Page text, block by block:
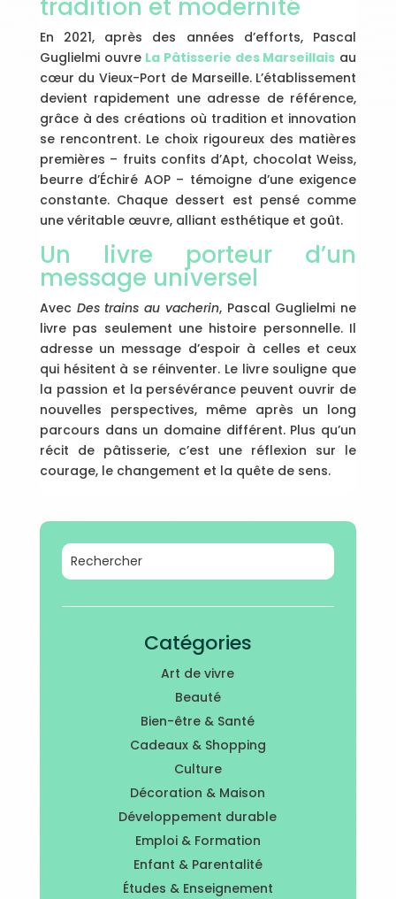
tradition et modernité
En 2021, après des années d’efforts, Pascal
Guglielmi ouvre La Pâtisserie des Marseillais au
cœur du Vieux-Port de Marseille. L’établissement
devient rapidement une adresse de référence,
grâce à des créations où tradition et innovation
se rencontrent. Le choix rigoureux des matières
premières – fruits confits d’Apt, chocolat Weiss,
beurre d’Échiré AOP – témoigne d’une exigence
constante. Chaque dessert est pensé comme
une véritable œuvre, alliant esthétique et goût.
Un livre porteur d’un
message universel
Avec Des trains au vacherin, Pascal Guglielmi ne
livre pas seulement une histoire personnelle. Il
adresse un message d’espoir à celles et ceux
qui hésitent à se réinventer. Le livre souligne que
la passion et la persévérance peuvent ouvrir de
nouvelles perspectives, même après un long
parcours dans un domaine différent. Plus qu’un
récit de pâtisserie, c’est une réflexion sur le
courage, le changement et la quête de sens.
Catégories
Art de vivre
Beauté
Bien-être & Santé
Cadeaux & Shopping
Culture
Décoration & Maison
Développement durable
Emploi & Formation
Enfant & Parentalité
Études & Enseignement